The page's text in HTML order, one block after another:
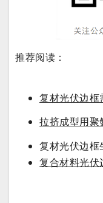
推荐阅读：
复材光伏边
拉挤成型用
复材光伏边
复合材料光伏